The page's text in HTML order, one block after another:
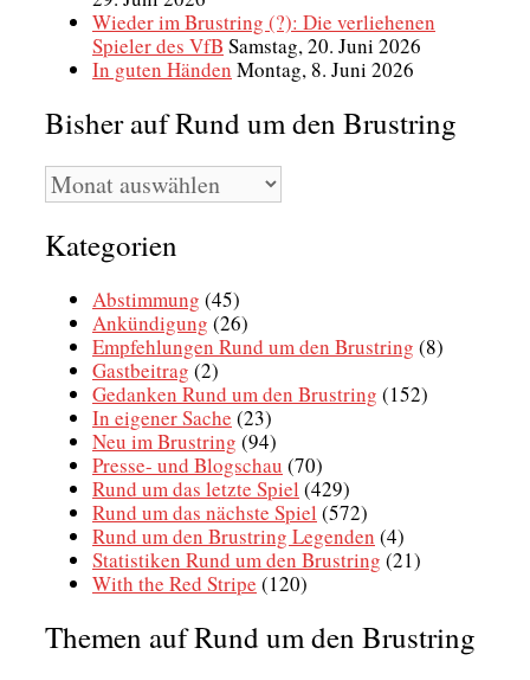
Wieder im Brustring (?): Die verliehenen
Spieler des VfB Samstag, 20. Juni 2026
In guten Händen Montag, 8. Juni 2026
Bisher auf Rund um den Brustring
Bisher
auf
um
Brustring
Kategorien
Abstimmung (45)
Ankündigung (26)
Empfehlungen Rund um den Brustring (8)
Gastbeitrag (2)
Gedanken Rund um den Brustring (152)
In eigener Sache (23)
Neu im Brustring (94)
Presse- und Blogschau (70)
Rund um das letzte Spiel (429)
Rund um das nächste Spiel (572)
Rund um den Brustring Legenden (4)
Statistiken Rund um den Brustring (21)
With the Red Stripe (120)
Themen auf Rund um den Brustring